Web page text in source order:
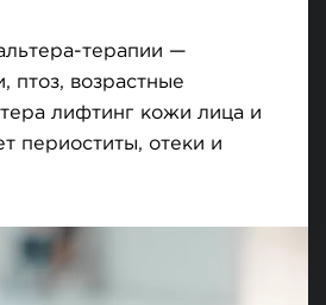
терапии —
птоз, возрастные
лифтинг кожи лица и
периоститы, отеки и